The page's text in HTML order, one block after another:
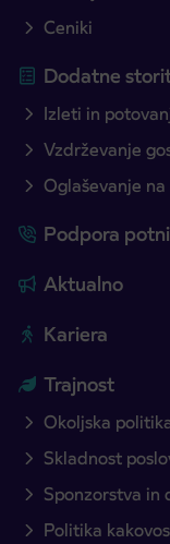
Ceniki
Dodatne
Izleti in
Vzdrževanje
Oglaševanje
Podpora
Aktualno
Kariera
Trajnost
Okoljska
Skladnost
Sponzorstva in
Politika